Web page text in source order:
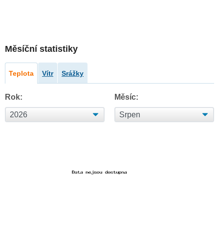
Měsíční statistiky
Teplota Vítr Srážky
Rok: Měsíc: